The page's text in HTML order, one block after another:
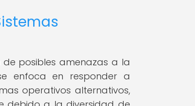
posibles amenazas a la
enfoca en responder a
operativos alternativos,